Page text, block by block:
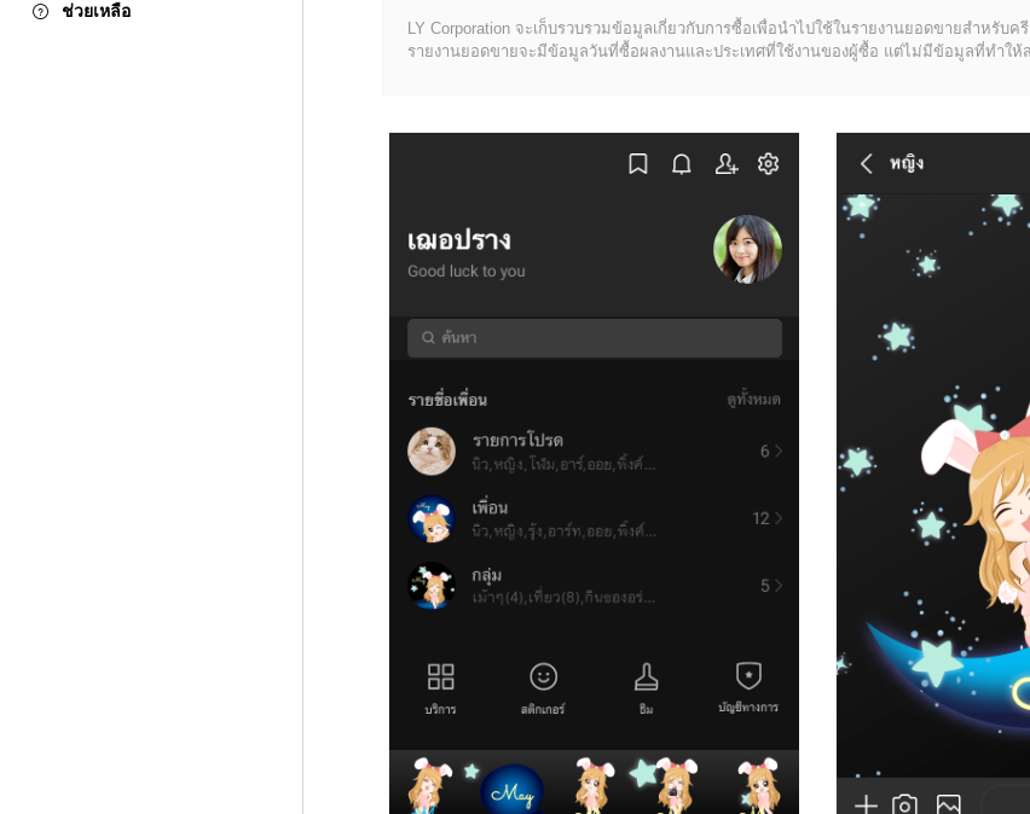
ช่วยเหลือ
LY Corporation จะเก็บรวบรวมข้อมูลเกี่ยวกับการซื้อเพื่อนำไปใช้ในรายงานยอดขายสำหรับครี
รายงานยอดขายจะมีข้อมูลวันที่ซื้อผลงานและประเทศที่ใช้งานของผู้ซื้อ แต่ไม่มีข้อมูลที่ทำให้